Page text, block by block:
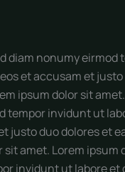
diam nonumy
et accusam et
ipsum dolor sit
tempor invidunt ut
justo duo dolores et
amet. Lorem ipsum
invidunt ut labore et